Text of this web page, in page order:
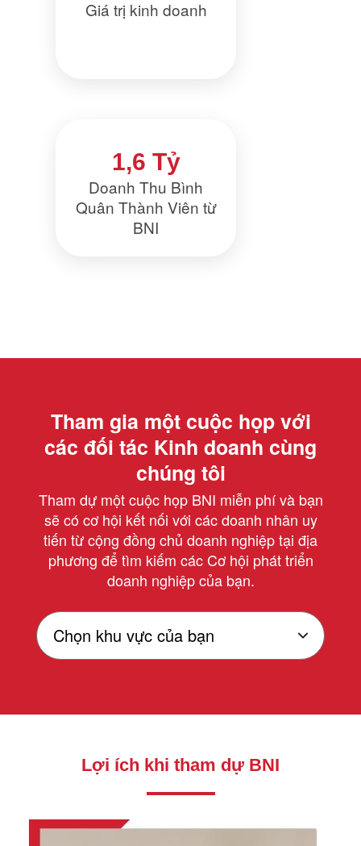
Giá trị kinh doanh
1,6 Tỷ
Doanh Thu Bình
Quân Thành Viên từ
BNI
Tham gia một cuộc họp với
các đối tác Kinh doanh cùng
chúng tôi
Tham dự một cuộc họp BNI miễn phí và bạn
sẽ có cơ hội kết nối với các doanh nhân uy
tiến từ cộng đồng chủ doanh nghiệp tại địa
phương để tìm kiếm các Cơ hội phát triển
doanh nghiệp của bạn.
Lợi ích khi tham dự BNI